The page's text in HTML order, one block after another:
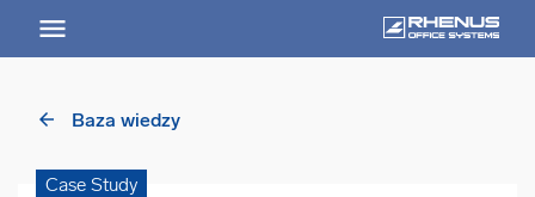
arrow_back Baza wiedzy
Case Study